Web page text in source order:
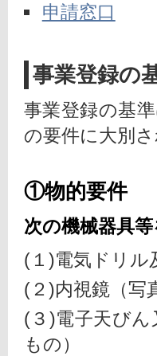
申請窓口
事業登録の
事業登録の基
の要件に大別さ
①物的要件
次の機械器具
(１)電気ドリル
(２)内視鏡（写
(３)電子天び
もの）